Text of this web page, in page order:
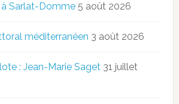
Sarlat-Domme 5 août 2026
méditerranéen 3 août 2026
: Jean-Marie Saget 31 juillet